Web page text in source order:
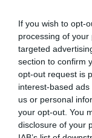
If you wish to opt-
processing of
targeted
section to confirm
opt-out request is
interest-based
us or personal
your opt-out. You
disclosure of your
M. C.